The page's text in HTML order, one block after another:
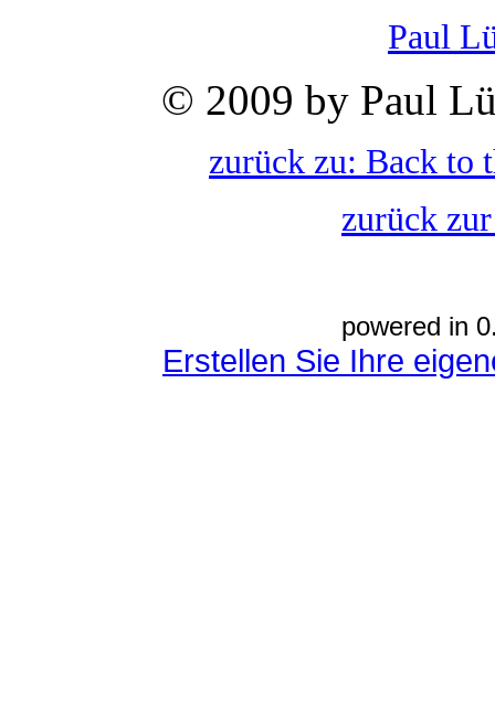
Paul
© 2009 by Paul
zurück zu: Back to
zurück
powered in
Erstellen Sie Ihre